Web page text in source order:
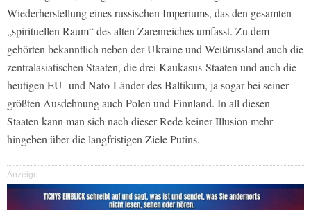
Wiederherstellung eines russischen Imperiums, das den gesamten
„spirituellen Raum“ des alten Zarenreiches umfasst. Zu dem
gehörten bekanntlich neben der Ukraine und Weißrussland auch die
zentralasiatischen Staaten, die drei Kaukasus-Staaten und auch die
heutigen EU- und Nato-Länder des Baltikum, ja sogar bei seiner
größten Ausdehnung auch Polen und Finnland. In all diesen
Staaten kann man sich nach dieser Rede keiner Illusion mehr
hingeben über die langfristigen Ziele Putins.
Anzeige